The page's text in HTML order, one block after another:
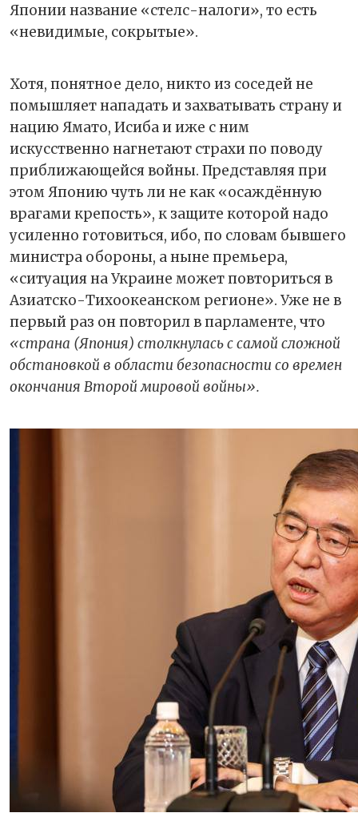
Японии название «стелс-налоги», то есть
«невидимые, сокрытые».
Хотя, понятное дело, никто из соседей не
помышляет нападать и захватывать страну и
нацию Ямато, Исиба и иже с ним
искусственно нагнетают страхи по поводу
приближающейся войны. Представляя при
этом Японию чуть ли не как «осаждённую
врагами крепость», к защите которой надо
усиленно готовиться, ибо, по словам бывшего
министра обороны, а ныне премьера,
«ситуация на Украине может повториться в
Азиатско-Тихоокеанском регионе». Уже не в
первый раз он повторил в парламенте, что
«страна (Япония) столкнулась с самой сложной
обстановкой в области безопасности со времен
окончания Второй мировой войны».